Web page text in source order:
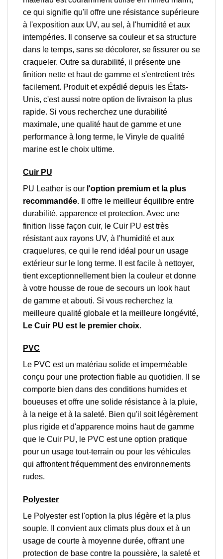
ce qui signifie qu'il offre une résistance supérieure
à l'exposition aux UV, au sel, à l'humidité et aux
intempéries. Il conserve sa couleur et sa structure
dans le temps, sans se décolorer, se fissurer ou se
craqueler. Outre sa durabilité, il présente une
finition nette et haut de gamme et s'entretient très
facilement. Produit et expédié depuis les États-
Unis, c'est aussi notre option de livraison la plus
rapide. Si vous recherchez une durabilité
maximale, une qualité haut de gamme et une
performance à long terme, le Vinyle de qualité
marine est le choix ultime.
Cuir PU
PU Leather is our l'option premium et la plus
recommandée. Il offre le meilleur équilibre entre
durabilité, apparence et protection. Avec une
finition lisse façon cuir, le Cuir PU est très
résistant aux rayons UV, à l'humidité et aux
craquelures, ce qui le rend idéal pour un usage
extérieur sur le long terme. Il est facile à nettoyer,
tient exceptionnellement bien la couleur et donne
à votre housse de roue de secours un look haut
de gamme et abouti. Si vous recherchez la
meilleure qualité globale et la meilleure longévité,
Le Cuir PU est le premier choix.
PVC
Le PVC est un matériau solide et imperméable
conçu pour une protection fiable au quotidien. Il se
comporte bien dans des conditions humides et
boueuses et offre une solide résistance à la pluie,
à la neige et à la saleté. Bien qu'il soit légèrement
plus rigide et d'apparence moins haut de gamme
que le Cuir PU, le PVC est une option pratique
pour un usage tout-terrain ou pour les véhicules
qui affrontent fréquemment des environnements
rudes.
Polyester
Le Polyester est l'option la plus légère et la plus
souple. Il convient aux climats plus doux et à un
usage de courte à moyenne durée, offrant une
protection de base contre la poussière, la saleté et